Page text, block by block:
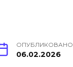
ОПУБЛИКОВАНО
06.02.2026